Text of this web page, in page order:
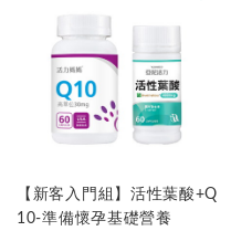
【新客入門組】活性葉酸+Q
10-準備懷孕基礎營養